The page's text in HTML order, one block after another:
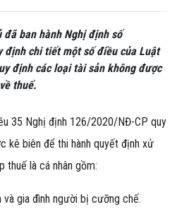
đã ban hành Nghị định số
định chi tiết một số điều của Luật
định các loại tài sản không được
thuế.
35 Nghị định 126/2020/NĐ-CP quy
kê biên để thi hành quyết định xử
thuế là cá nhân gồm:
và gia đình người bị cưỡng chế.